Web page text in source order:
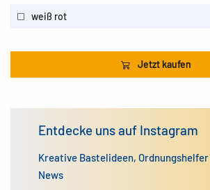
weiß rot
Jetzt kaufen
Entdecke uns auf Instagram
Kreative Bastelideen, Ordnungshelfer
News